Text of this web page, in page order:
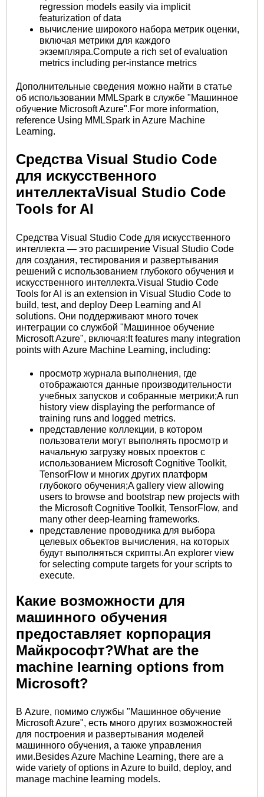
regression models easily via implicit
featurization of data
вычисление широкого набора метрик оценки,
включая метрики для каждого
экземпляра.Compute a rich set of evaluation
metrics including per-instance metrics
Дополнительные сведения можно найти в статье
об использовании MMLSpark в службе "Машинное
обучение Microsoft Azure".For more information,
reference Using MMLSpark in Azure Machine
Learning.
Средства Visual Studio Code
для искусственного
интеллектаVisual Studio Code
Tools for AI
Средства Visual Studio Code для искусственного
интеллекта — это расширение Visual Studio Code
для создания, тестирования и развертывания
решений с использованием глубокого обучения и
искусственного интеллекта.Visual Studio Code
Tools for AI is an extension in Visual Studio Code to
build, test, and deploy Deep Learning and AI
solutions. Они поддерживают много точек
интеграции со службой "Машинное обучение
Microsoft Azure", включая:It features many integration
points with Azure Machine Learning, including:
просмотр журнала выполнения, где
отображаются данные производительности
учебных запусков и собранные метрики;A run
history view displaying the performance of
training runs and logged metrics.
представление коллекции, в котором
пользователи могут выполнять просмотр и
начальную загрузку новых проектов с
использованием Microsoft Cognitive Toolkit,
TensorFlow и многих других платформ
глубокого обучения;A gallery view allowing
users to browse and bootstrap new projects with
the Microsoft Cognitive Toolkit, TensorFlow, and
many other deep-learning frameworks.
представление проводника для выбора
целевых объектов вычисления, на которых
будут выполняться скрипты.An explorer view
for selecting compute targets for your scripts to
execute.
Какие возможности для
машинного обучения
предоставляет корпорация
Майкрософт?What are the
machine learning options from
Microsoft?
В Azure, помимо службы "Машинное обучение
Microsoft Azure", есть много других возможностей
для построения и развертывания моделей
машинного обучения, а также управления
ими.Besides Azure Machine Learning, there are a
wide variety of options in Azure to build, deploy, and
manage machine learning models.